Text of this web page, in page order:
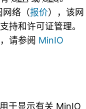
网络（报价），该网
持和许可证管理。
请参阅 MinIO
于显示有关 MinIO